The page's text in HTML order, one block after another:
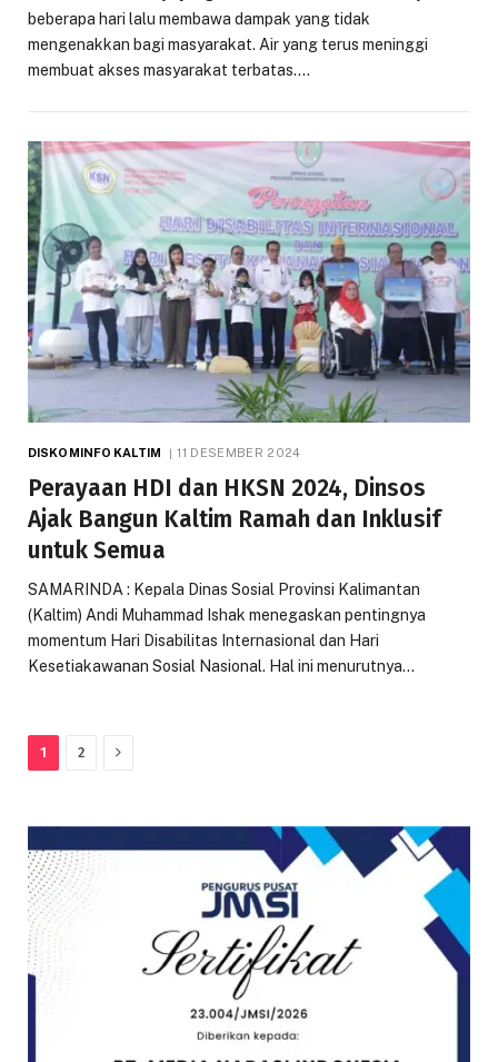
beberapa hari lalu membawa dampak yang tidak
mengenakkan bagi masyarakat. Air yang terus meninggi
membuat akses masyarakat terbatas.…
DISKOMINFO KALTIM 11 DESEMBER 2024
Perayaan HDI dan HKSN 2024, Dinsos
Ajak Bangun Kaltim Ramah dan Inklusif
untuk Semua
SAMARINDA : Kepala Dinas Sosial Provinsi Kalimantan
(Kaltim) Andi Muhammad Ishak menegaskan pentingnya
momentum Hari Disabilitas Internasional dan Hari
Kesetiakawanan Sosial Nasional. Hal ini menurutnya…
1 2 Next